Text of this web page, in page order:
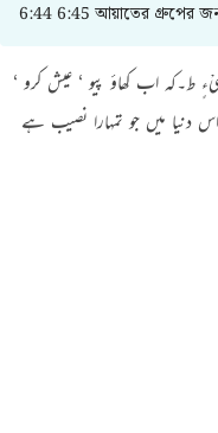
6:44 6:45 আয়াতের গ্রুপের
کُلِّ شَیْءٍ ط۔کہ اب کھاؤ پیو ‘ عیش کرو ‘
دنیا میں جو تمہارا نصیب ہے